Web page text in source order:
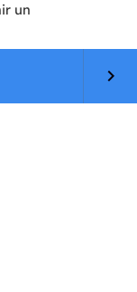
keyboard_arrow_right
un